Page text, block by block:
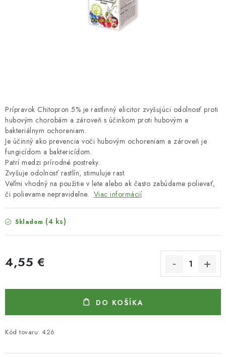
PRIESADY ZELENINY
Kontakty
Obchodné podmienky
Podmienky ochrany osobných údajov
Prípravok Chitopron 5% je rastlinný elicitor zvyšujúci odolnosť proti
hubovým chorobám a zároveň s účinkom proti hubovým a
bakteriálnym ochoreniam.
Je účinný ako prevencia voči hubovým ochoreniam a zároveň je
fungicídom a baktericídom.
Patrí medzi prírodné postreky.
Zvyšuje odolnosť rastlín, stimuluje rast.
Veľmi vhodný na použitie v lete alebo ak často zabúdame polievať,
či polievame nepravidelne. Viac informácií
Skladom (4 ks)
4,55 €
DO KOŠÍKA
Kód tovaru: 426